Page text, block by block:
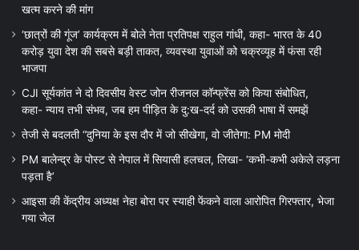
खत्म करने की मांग
‘छात्रों की गूंज’ कार्यक्रम में बोले नेता प्रतिपक्ष राहुल गांधी, कहा- भारत के 40
करोड़ युवा देश की सबसे बड़ी ताकत, व्यवस्था युवाओं को चक्रव्यूह में फंसा रही
भाजपा
CJI सूर्यकांत ने दो दिवसीय वेस्ट जोन रीजनल कॉन्फ्रेंस को किया संबोधित,
कहा- न्याय तभी संभव, जब हम पीड़ित के दु:ख-दर्द को उसकी भाषा में समझें
तेजी से बदलती “दुनिया के इस दौर में जो सीखेगा, वो जीतेगा: PM मोदी
PM बालेन्द्र के पोस्ट से नेपाल में सियासी हलचल, लिखा- ‘कभी-कभी अकेले लड़ना
पड़ता है’
आइसा की केंद्रीय अध्यक्ष नेहा बोरा पर स्याही फेंकने वाला आरोपित गिरफ्तार, भेजा
गया जेल